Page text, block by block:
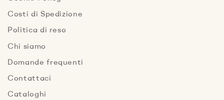
Costi di Spedizione
Politica di reso
Chi siamo
Domande frequenti
Contattaci
Cataloghi